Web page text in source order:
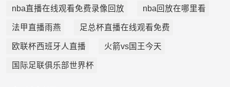
nba直播在线观看免费录像回放 nba回放在哪里看
法甲直播雨燕 足总杯直播在线观看免费
欧联杯西班牙人直播 火箭vs国王今天
国际足联俱乐部世界杯